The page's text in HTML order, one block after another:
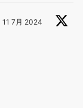
11 7月 2024